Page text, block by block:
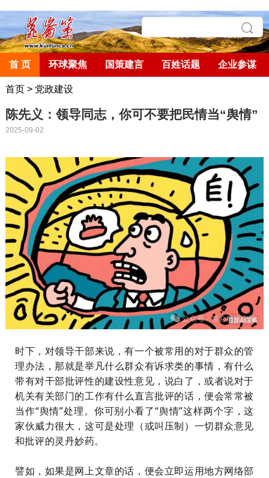
首 页 环球聚焦 国策建言 百姓话题 企业参谋
首页> 党政建设
陈先义：领导同志，你可不要把民情当“舆情”
2025-09-02
时下，对领导干部来说，有一个被常用的对于群众的管
理办法，那就是举凡什么群众有诉求类的事情，有什么
带有对干部批评性的建设性意见，说白了，或者说对于
机关有关部门的工作有什么直言批评的话，便会常常被
当作“舆情”处理。你可别小看了“舆情”这样两个字，这
家伙威力很大，这可是处理（或叫压制）一切群众意见
和批评的灵丹妙药。
譬如，如果是网上文章的话，便会立即运用地方网络部